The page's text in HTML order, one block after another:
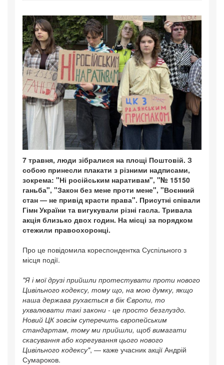
7 травня, люди зібралися на площі Поштовій. З
собою принесли плакати з різними надписами,
зокрема: "Ні російським наративам", "№ 15150
ганьба", "Закон без мене проти мене", "Воєнний
стан — не привід красти права". Присутні співали
Гімн України та вигукували різні гасла. Тривала
акція близько двох годин. На місці за порядком
стежили правоохоронці.
Про це повідомила кореспондентка Суспільного з
місця події.
"Я і мої друзі прийшли протестувати проти нового
Цивільного кодексу, тому що, на мою думку, якщо
наша держава рухається в бік Європи, то
ухвалювати такі закони - це просто безглуздо.
Новий ЦК зовсім суперечить європейським
стандартам, тому ми прийшли, щоб вимагати
скасування або корегування цього нового
Цивільного кодексу", — каже учасник акції Андрій
Сумароков.